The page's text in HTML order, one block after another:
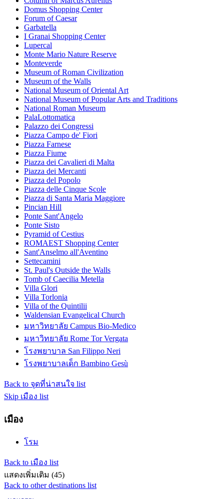
Domus Shopping Center
Forum of Caesar
Garbatella
I Granai Shopping Center
Lupercal
Monte Mario Nature Reserve
Monteverde
Museum of Roman Civilization
Museum of the Walls
National Museum of Oriental Art
National Museum of Popular Arts and Traditions
National Roman Museum
PalaLottomatica
Palazzo dei Congressi
Piazza Campo de' Fiori
Piazza Farnese
Piazza Fiume
Piazza dei Cavalieri di Malta
Piazza dei Mercanti
Piazza del Popolo
Piazza delle Cinque Scole
Piazza di Santa Maria Maggiore
Pincian Hill
Ponte Sant'Angelo
Ponte Sisto
Pyramid of Cestius
ROMAEST Shopping Center
Sant'Anselmo all'Aventino
Settecamini
St. Paul's Outside the Walls
Tomb of Caecilia Metella
Villa Glori
Villa Torlonia
Villa of the Quintilii
Waldensian Evangelical Church
มหาวิทยาลัย Campus Bio-Medico
มหาวิทยาลัย Rome Tor Vergata
โรงพยาบาล San Filippo Neri
โรงพยาบาลเด็ก Bambino Gesù
Back to จุดที่น่าสนใจ list
Skip เมือง list
เมือง
โรม
Back to เมือง list
แสดงเพิ่มเติม (45)
Back to other destinations list